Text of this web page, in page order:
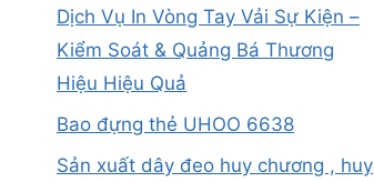
Dịch Vụ In Vòng Tay Vải Sự Kiện –
Kiểm Soát & Quảng Bá Thương
Hiệu Hiệu Quả
Bao đựng thẻ UHOO 6638
Sản xuất dây đeo huy chương , huy